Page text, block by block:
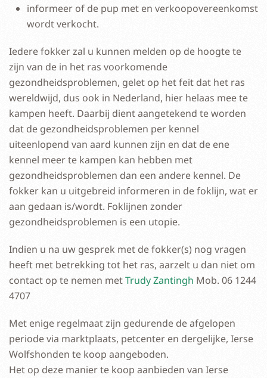
informeer of de pup met en verkoopovereenkomst
wordt verkocht.
Iedere fokker zal u kunnen melden op de hoogte te
zijn van de in het ras voorkomende
gezondheidsproblemen, gelet op het feit dat het ras
wereldwijd, dus ook in Nederland, hier helaas mee te
kampen heeft. Daarbij dient aangetekend te worden
dat de gezondheidsproblemen per kennel
uiteenlopend van aard kunnen zijn en dat de ene
kennel meer te kampen kan hebben met
gezondheidsproblemen dan een andere kennel. De
fokker kan u uitgebreid informeren in de foklijn, wat er
aan gedaan is/wordt. Foklijnen zonder
gezondheidsproblemen is een utopie.
Indien u na uw gesprek met de fokker(s) nog vragen
heeft met betrekking tot het ras, aarzelt u dan niet om
contact op te nemen metTrudy Zantingh Mob. 06 1244
4707
Met enige regelmaat zijn gedurende de afgelopen
periode via marktplaats, petcenter en dergelijke, Ierse
Wolfshonden te koop aangeboden.
Het op deze manier te koop aanbieden van Ierse